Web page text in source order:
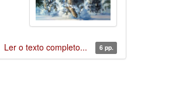
Ler o texto completo... 6 pp.